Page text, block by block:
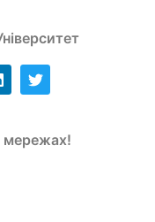
мережах!